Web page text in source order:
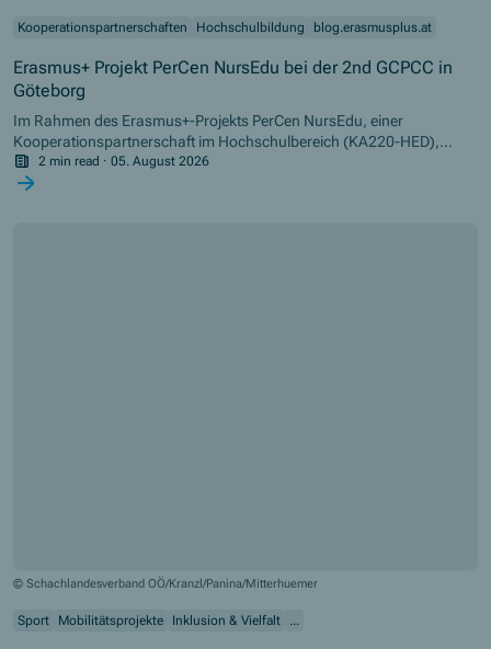
Kooperationspartnerschaften Hochschulbildung blog.erasmusplus.at
Erasmus+ Projekt PerCen NursEdu bei der 2nd GCPCC in
Göteborg
Im Rahmen des Erasmus+-Projekts PerCen NursEdu, einer
Kooperationspartnerschaft im Hochschulbereich (KA220-HED),
nahm die Karl Landsteiner Privatuniversität an der 2nd Global
Conference on Person-Centred Care (GCPCC) teil, die vom 4. bis 7.
2 min read · 05. August 2026
© Schachlandesverband OÖ/Kranzl/Panina/Mitterhuemer
Sport Mobilitätsprojekte Inklusion & Vielfalt ...